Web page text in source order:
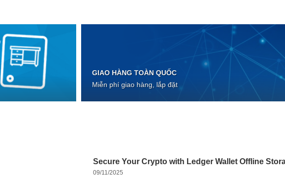
GIAO HÀNG TOÀN QUỐC
Miễn phí giao hàng, lắp đặt
Secure Your Crypto with Ledger Wallet Offline
09/11/2025